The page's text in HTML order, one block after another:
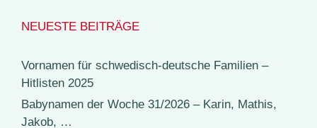
NEUESTE BEITRÄGE
Vornamen für schwedisch-deutsche Familien –
Hitlisten 2025
Babynamen der Woche 31/2026 – Karin, Mathis,
Jakob, …